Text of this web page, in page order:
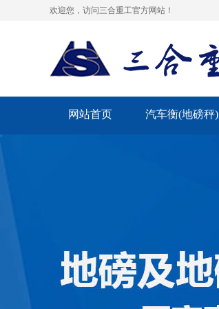
欢迎您，访问三合重工官方网站！
网站首页 汽车衡(地磅秤)